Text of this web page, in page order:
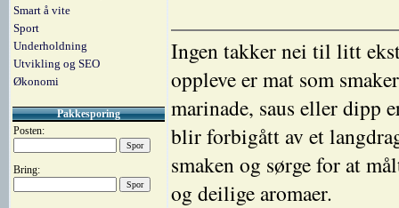
Smart å vite
Sport
Underholdning
Utvikling og SEO
Økonomi
Pakkesporing
Posten:
Bring:
Ingen takker nei til litt
oppleve er mat som
marinade, saus eller dipp
blir forbigått av et
smaken og sørge for at
og deilige aromaer.